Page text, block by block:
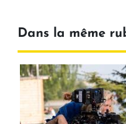
Dans la même